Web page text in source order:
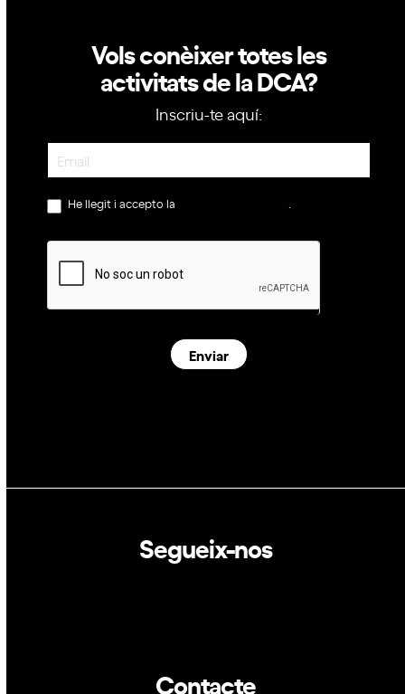
Vols conèixer totes les
activitats de la DCA?
Inscriu-te aquí:
Newsletter
He llegit i accepto la
Enviar
Segueix-nos
Contacte